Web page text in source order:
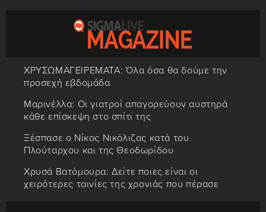
ΧΡΥΣΩΜΑΓΕΙΡΕΜΑΤΑ: Όλα όσα θα δούμε την
προσεχή εβδομάδα
Μαρινέλλα: Οι γιατροί απαγορεύουν αυστηρά
κάθε επίσκεψη στο σπίτι της
Ξέσπασε ο Νίκος Νικόλιζας κατά του
Πλούταρχου και της Θεοδωρίδου
Χρυσά Βατόμουρα: Δείτε ποιες είναι οι
χειρότερες ταινίες της χρονιάς που πέρασε